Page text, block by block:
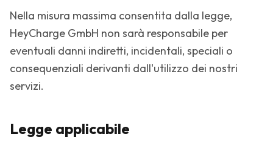
Nella misura massima consentita dalla legge,
HeyCharge GmbH non sarà responsabile per
eventuali danni indiretti, incidentali, speciali o
consequenziali derivanti dall'utilizzo dei nostri
servizi.
Legge applicabile